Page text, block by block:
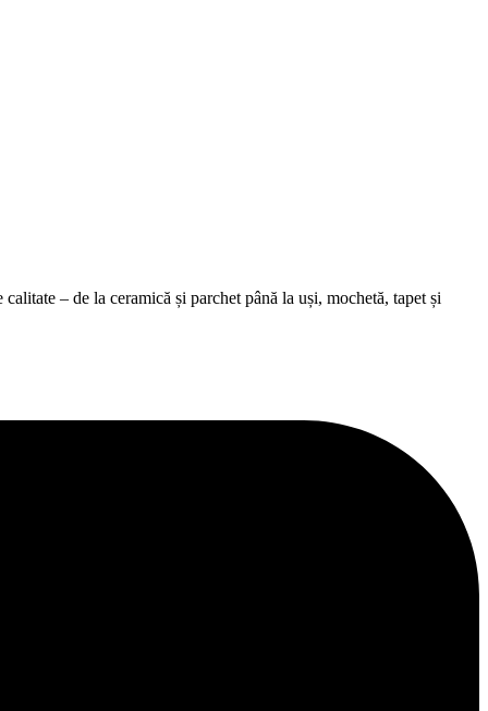
– de la ceramică și parchet până la uși, mochetă, tapet și